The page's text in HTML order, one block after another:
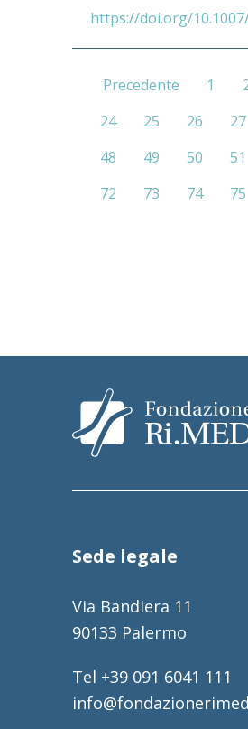
https://doi.org/
Precedente 1
24
25 26 27
48
49 50 51
72
73 74 75
Sede legale
Via Bandiera 11
90133 Palermo
Tel +39 091 6041 111